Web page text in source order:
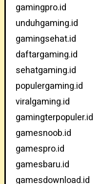
gamingpro.id
unduhgaming.id
gamingsehat.id
daftargaming.id
sehatgaming.id
populergaming.id
viralgaming.id
gamingterpopuler.id
gamesnoob.id
gamespro.id
gamesbaru.id
gamesdownload.id